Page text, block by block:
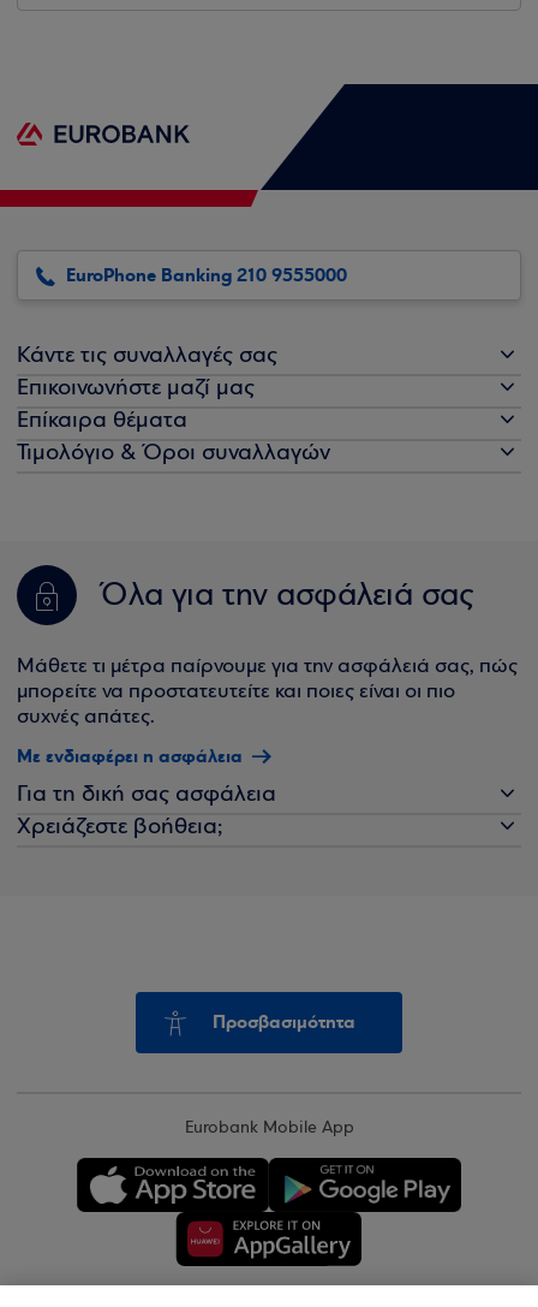
EuroPhone Banking 210 9555000
Κάντε τις συναλλαγές σας
Επικοινωνήστε μαζί μας
Επίκαιρα θέματα
Τιμολόγιο & Όροι συναλλαγών
Όλα για την ασφάλειά σας
Μάθετε τι μέτρα παίρνουμε για την ασφάλειά σας, πώς
μπορείτε να προστατευτείτε και ποιες είναι οι πιο
συχνές απάτες.
Με ενδιαφέρει η ασφάλεια
Για τη δική σας ασφάλεια
Χρειάζεστε βοήθεια;
Προσβασιμότητα
Eurobank Mobile App